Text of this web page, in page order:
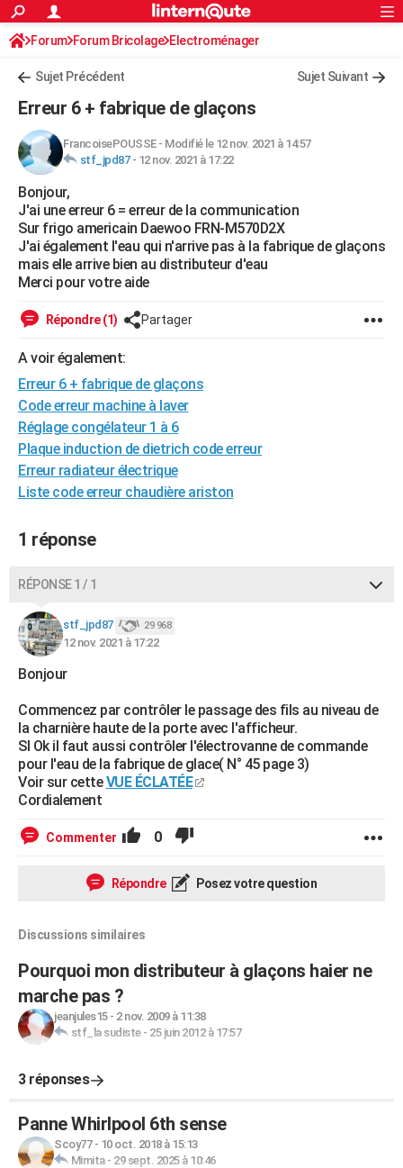
ACTUALITÉS
Politique
Société
Faits Divers
Education
Monde
Villes
+
FINANCE
Retraite
Impôts
Epargne
Immobilier
Risques naturels par ville
Banque
Assurance
Crédit
AUTO
Essais
Réserver un essai
Citadines
Berlines
SUV
Forum auto
+HIGH-TECH
Mobiles
Meilleur smartphone
Internet
Ordinateurs
Jeux vidéo
Guide high-tech
+BRICOLAGE
Forum
Aménagement intérieur
Extérieur
Cuisine
Salle de bains
Jardinage
Rangement
WEEK-END
Guides de France
Escapades
Patrimoine
Expositions
Musées
Week-end nature
LIFESTYLE
SANTE
Alimentation
Guide de la santé
Maladies
Médicaments
Sommeil
VOYAGE
Destinations
City break
Voyage nature
Voyage de noces
Forum
Climat
+PHOTO
GUIDES D'ACHAT
BONS PLANS
CARTE DE VOEUX
COPAINS D'AVANT
S'inscrire
Se connecter
Lycées
Collèges
Primaires
Universités
Entreprises
Service militaire
Avis de recherche
AVIS DE DÉCÈS
FORUM
Bricolage
Lifestyle
Culture
Sport
Auto
Television
Voyage
Cinema
S'inscrire
Connexion
Forum Forum Bricolage Electroménager
Sujet Précédent Sujet Suivant
Erreur 6 + fabrique de glaçons
FrancoisePOUSSE- Modifié le 12 nov. 2021 à 14:57
stf_jpd87- 12 nov. 2021 à 17:22
Bonjour,
J'ai une erreur 6 = erreur de la communication
Sur frigo americain Daewoo FRN-M570D2X
J'ai également l'eau qui n'arrive pas à la fabrique de glaçons
mais elle arrive bien au distributeur d'eau
Merci pour votre aide
Répondre (1) Partager
A voir également:
Erreur 6 + fabrique de glaçons
Code erreur machine à laver
Réglage congélateur 1 à 6
Plaque induction de dietrich code erreur
Erreur radiateur électrique
Liste code erreur chaudière ariston
1 réponse
RÉPONSE 1 / 1
stf_jpd87 29 968
12 nov. 2021 à 17:22
Bonjour
Commencez par contrôler le passage des fils au niveau de
la charnière haute de la porte avec l'afficheur.
SI Ok il faut aussi contrôler l'électrovanne de commande
pour l'eau de la fabrique de glace( N° 45 page 3)
Voir sur cetteVUE ÉCLATÉE
Cordialement
Commenter 0
Répondre Posez votre question
Discussions similaires
Pourquoi mon distributeur à glaçons haier ne
marche pas ?
jeanjules15- 2 nov. 2009 à 11:38
stf_la sudiste- 25 juin 2012 à 17:57
3 réponses
Panne Whirlpool 6th sense
Scoy77- 10 oct. 2018 à 15:13
Mimita- 29 sept. 2025 à 10:46